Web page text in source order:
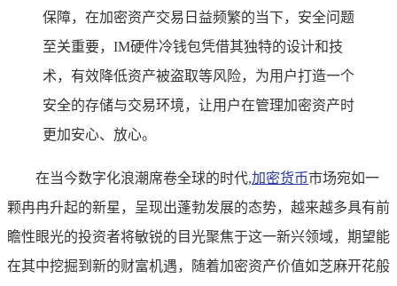
保障，在加密资产交易日益频繁的当下，安全问题
至关重要，IM硬件冷钱包凭借其独特的设计和技
术，有效降低资产被盗取等风险，为用户打造一个
安全的存储与交易环境，让用户在管理加密资产时
更加安心、放心。
在当今数字化浪潮席卷全球的时代,加密货币市场宛如一
颗冉冉升起的新星，呈现出蓬勃发展的态势，越来越多具有前
瞻性眼光的投资者将敏锐的目光聚焦于这一新兴领域，期望能
在其中挖掘到新的财富机遇，随着加密资产价值如芝麻开花般